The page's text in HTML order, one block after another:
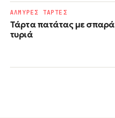
Τάρτα πατάτας με
τυριά
ΑΛΜΥΡΕΣ ΤΑΡΤΕΣ